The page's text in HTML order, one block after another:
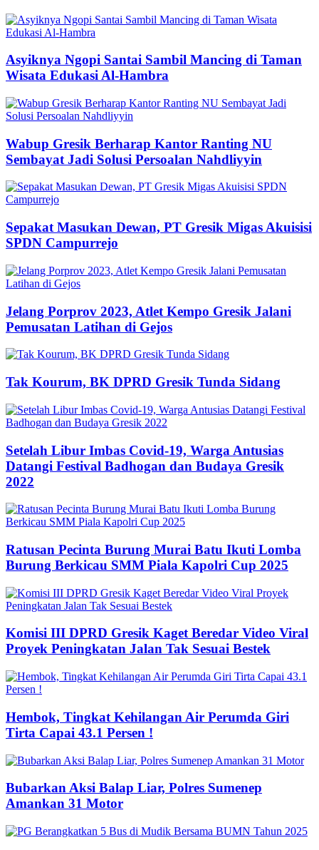
Asyiknya Ngopi Santai Sambil Mancing di Taman
Wisata Edukasi Al-Hambra
Wabup Gresik Berharap Kantor Ranting NU
Sembayat Jadi Solusi Persoalan Nahdliyyin
Sepakat Masukan Dewan, PT Gresik Migas Akuisisi
SPDN Campurrejo
Jelang Porprov 2023, Atlet Kempo Gresik Jalani
Pemusatan Latihan di Gejos
Tak Kourum, BK DPRD Gresik Tunda Sidang
Setelah Libur Imbas Covid-19, Warga Antusias
Datangi Festival Badhogan dan Budaya Gresik
2022
Ratusan Pecinta Burung Murai Batu Ikuti Lomba
Burung Berkicau SMM Piala Kapolri Cup 2025
Komisi III DPRD Gresik Kaget Beredar Video Viral
Proyek Peningkatan Jalan Tak Sesuai Bestek
Hembok, Tingkat Kehilangan Air Perumda Giri
Tirta Capai 43.1 Persen !
Bubarkan Aksi Balap Liar, Polres Sumenep
Amankan 31 Motor